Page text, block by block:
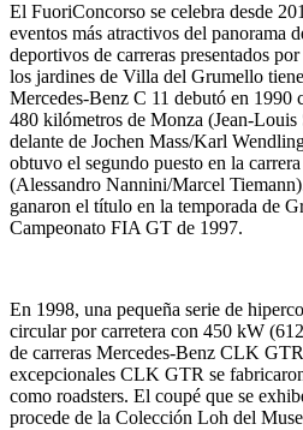
El FuoriConcorso se celebra desde
eventos más atractivos del panorama
deportivos de carreras presentados
los jardines de Villa del Grumello
Mercedes-Benz C 11 debutó en 1990
480 kilómetros de Monza (Jean-
delante de Jochen Mass/Karl
obtuvo el segundo puesto en la
(Alessandro Nannini/Marcel
ganaron el título en la temporada de
Campeonato FIA GT de 1997.
En 1998, una pequeña serie de
circular por carretera con 450 kW
de carreras Mercedes-Benz CLK
excepcionales CLK GTR se
como roadsters. El coupé que se
procede de la Colección Loh del